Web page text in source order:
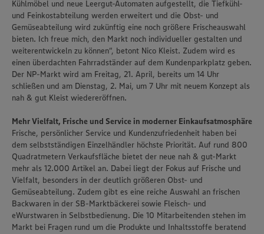
Kühlmöbel und neue Leergut-Automaten aufgestellt, die Tiefkühl-
und Feinkostabteilung werden erweitert und die Obst- und
Gemüseabteilung wird zukünftig eine noch größere Frischeauswahl
bieten. Ich freue mich, den Markt noch individueller gestalten und
weiterentwickeln zu können“, betont Nico Kleist. Zudem wird es
einen überdachten Fahrradständer auf dem Kundenparkplatz geben.
Der NP-Markt wird am Freitag, 21. April, bereits um 14 Uhr
schließen und am Dienstag, 2. Mai, um 7 Uhr mit neuem Konzept als
nah & gut Kleist wiedereröffnen.
Mehr Vielfalt, Frische und Service in moderner Einkaufsatmosphäre
Frische, persönlicher Service und Kundenzufriedenheit haben bei
dem selbstständigen Einzelhändler höchste Priorität. Auf rund 800
Quadratmetern Verkaufsfläche bietet der neue nah & gut-Markt
mehr als 12.000 Artikel an. Dabei liegt der Fokus auf Frische und
Vielfalt, besonders in der deutlich größeren Obst- und
Gemüseabteilung. Zudem gibt es eine reiche Auswahl an frischen
Backwaren in der SB-Marktbäckerei sowie Fleisch- und
eWurstwaren in Selbstbedienung. Die 10 Mitarbeitenden stehen im
Markt bei Fragen rund um die Produkte und Inhaltsstoffe beratend